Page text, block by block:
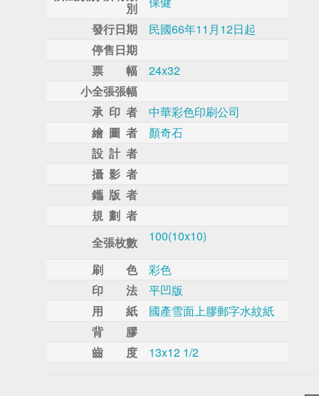
別
發行日期
民國66年11月12日起
停售日期
票 幅
24x32
小全張張幅
承 印 者
中華彩色印刷公司
繪 圖 者
顏奇石
設 計 者
攝 影 者
鑴 版 者
規 劃 者
全張枚數
100(10x10)
刷 色
彩色
印 法
平凹版
用 紙
國產雪面上膠郵字水紋紙
背 膠
齒 度
13x12 1/2